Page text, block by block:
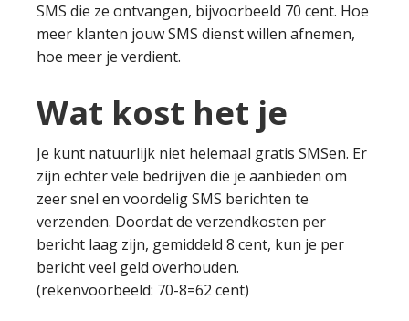
SMS die ze ontvangen, bijvoorbeeld 70 cent. Hoe
meer klanten jouw SMS dienst willen afnemen,
hoe meer je verdient.
Wat kost het je
Je kunt natuurlijk niet helemaal gratis SMSen. Er
zijn echter vele bedrijven die je aanbieden om
zeer snel en voordelig SMS berichten te
verzenden. Doordat de verzendkosten per
bericht laag zijn, gemiddeld 8 cent, kun je per
bericht veel geld overhouden.
(rekenvoorbeeld: 70-8=62 cent)